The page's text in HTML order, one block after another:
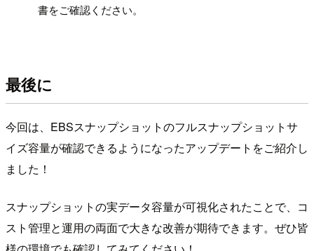
書をご確認ください。
最後に
今回は、EBSスナップショットのフルスナップショットサ
イズ容量が確認できるようになったアップデートをご紹介し
ました！
スナップショットの実データ容量が可視化されたことで、コ
スト管理と運用の両面で大きな改善が期待できます。ぜひ皆